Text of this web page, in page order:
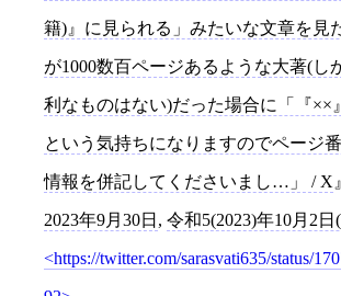
籍)』に見られる」みたいな文章を見
が1000数百ページあるような大著(し
利なものはない)だった場合に「『××
という気持ちになりますのでページ
情報を併記してくださいまし…」 / X
2023年9月30日 , 令和5(2023)年10月2
https://twitter.com/sarasvati635/status/